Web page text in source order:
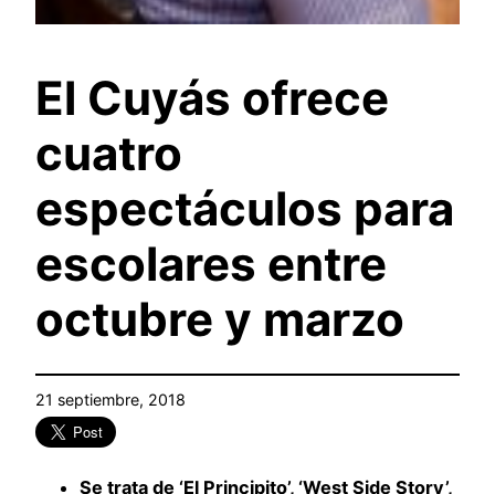
El Cuyás ofrece
cuatro
espectáculos para
escolares entre
octubre y marzo
21 septiembre, 2018
Se trata de ‘El Principito’, ‘West Side Story’,